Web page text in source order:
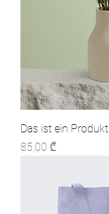
Das ist ein Produkt
Preis
85,00 ₾